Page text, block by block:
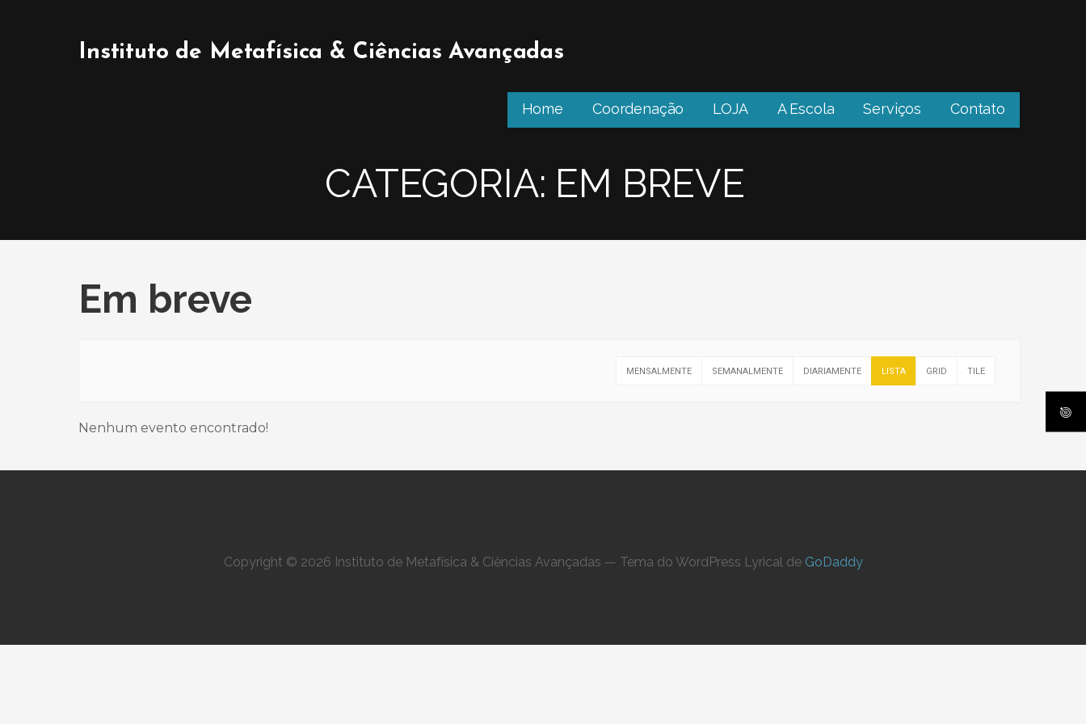
Instituto de Metafísica & Ciências Avançadas
Home Coordenação LOJA A Escola Serviços Contato
CATEGORIA: EM BREVE
Em breve
MENSALMENTE SEMANALMENTE DIARIAMENTE LISTA GRID TILE
Nenhum evento encontrado!
Copyright © 2026 Instituto de Metafísica & Ciências Avançadas — Tema do WordPress Lyrical de GoDaddy